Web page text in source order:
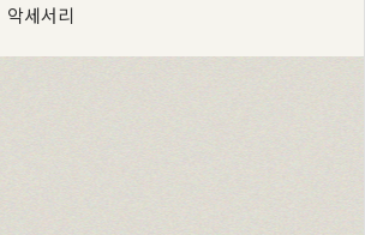
악세서리